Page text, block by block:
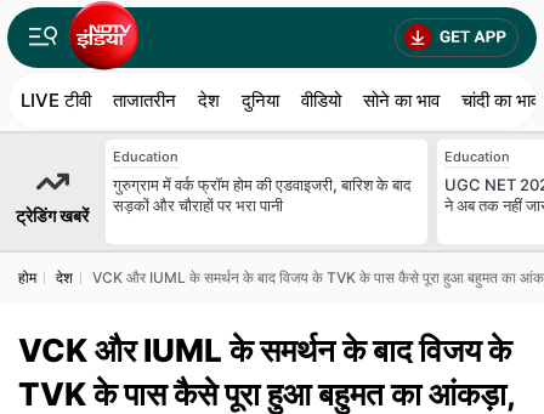
LIVE टीवी ताजातरीन देश दुनिया वीडियो सोने का भाव चांदी का भाव
ट्रेडिंग खबरें
Education
गुरुग्राम में वर्क फ्रॉम होम की एडवाइजरी, बारिश के बाद
सड़कों और चौराहों पर भरा पानी
Education
UGC NET
ने अब तक नहीं
होम देश VCK और IUML के समर्थन के बाद विजय के TVK के पास कैसे पूरा हुआ बहुमत का
VCK और IUML के समर्थन के बाद विजय के
TVK के पास कैसे पूरा हुआ बहुमत का आंकड़ा,